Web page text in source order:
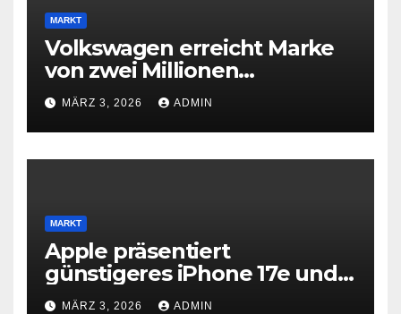
MARKT
Volkswagen erreicht Marke
von zwei Millionen
Elektroautos
MÄRZ 3, 2026 ADMIN
MARKT
Apple präsentiert
günstigeres iPhone 17e und
neues iPad Air mit M4-Chip
MÄRZ 3, 2026 ADMIN